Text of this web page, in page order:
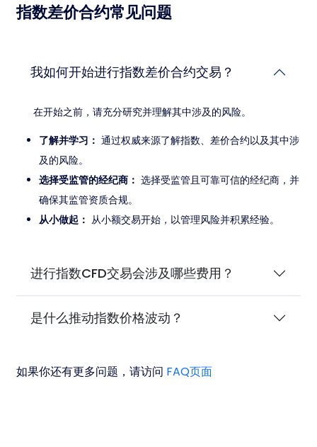
指数差价合约常见问题
我如何开始进行指数差价合约交易？
在开始之前，请充分研究并理解其中涉及的风险。
了解并学习： 通过权威来源了解指数、差价合约以及其中涉
及的风险。
选择受监管的经纪商： 选择受监管且可靠可信的经纪商，并
确保其监管资质合规。
从小做起： 从小额交易开始，以管理风险并积累经验。
进行指数CFD交易会涉及哪些费用？
是什么推动指数价格波动？
如果你还有更多问题，请访问 FAQ页面